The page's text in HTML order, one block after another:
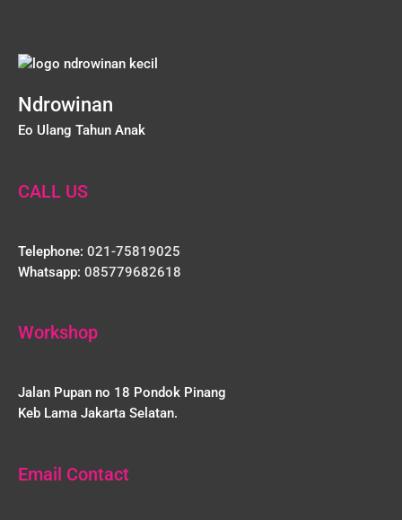
Ndrowinan
Eo Ulang Tahun Anak
CALL US
Telephone: 021-75819025
Whatsapp: 085779682618
Workshop
Jalan Pupan no 18 Pondok Pinang
Keb Lama Jakarta Selatan.
Email Contact